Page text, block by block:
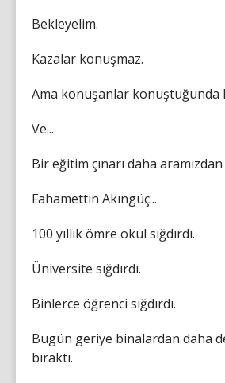
Bekleyelim.
Kazalar konuşmaz.
Ama konuşanlar konuştuğunda
Ve...
Bir eğitim çınarı daha aramızdan
Fahamettin Akıngüç...
100 yıllık ömre okul sığdırdı.
Üniversite sığdırdı.
Binlerce öğrenci sığdırdı.
Bugün geriye binalardan daha
bıraktı.